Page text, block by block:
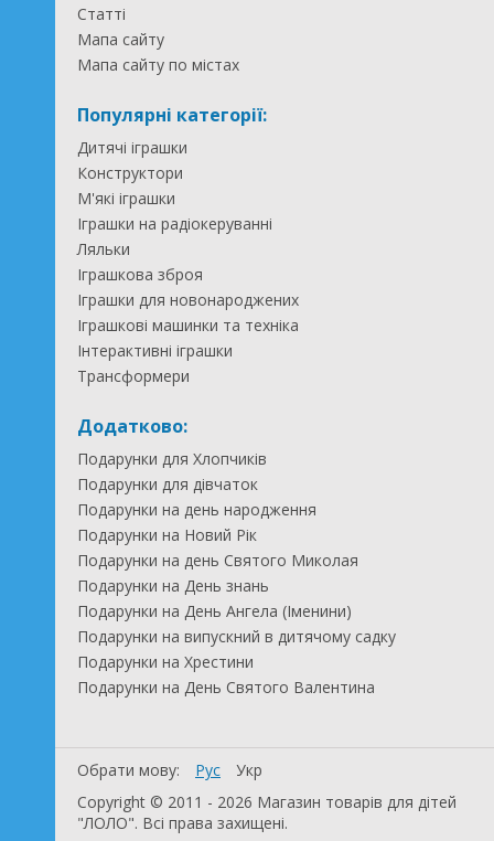
Статті
Мапа сайту
Мапа сайту по містах
Популярні категорії:
Дитячі іграшки
Конструктори
М'які іграшки
Іграшки на радіокеруванні
Ляльки
Іграшкова зброя
Іграшки для новонароджених
Іграшкові машинки та техніка
Інтерактивні іграшки
Трансформери
Додатково:
Подарунки для Хлопчиків
Подарунки для дівчаток
Подарунки на день народження
Подарунки на Новий Рік
Подарунки на день Святого Миколая
Подарунки на День знань
Подарунки на День Ангела (Іменини)
Подарунки на випускний в дитячому садку
Подарунки на Хрестини
Подарунки на День Святого Валентина
Обрати мову: Рус
Укр
Copyright © 2011 - 2026 Магазин товарів для дітей
"ЛОЛО". Всі права захищені.